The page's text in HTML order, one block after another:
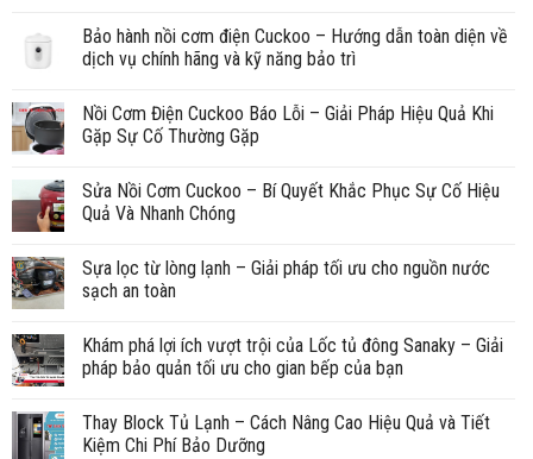
Bảo hành nồi cơm điện Cuckoo – Hướng dẫn toàn diện về
dịch vụ chính hãng và kỹ năng bảo trì
Nồi Cơm Điện Cuckoo Báo Lỗi – Giải Pháp Hiệu Quả Khi
Gặp Sự Cố Thường Gặp
Sửa Nồi Cơm Cuckoo – Bí Quyết Khắc Phục Sự Cố Hiệu
Quả Và Nhanh Chóng
Sựa lọc từ lòng lạnh – Giải pháp tối ưu cho nguồn nước
sạch an toàn
Khám phá lợi ích vượt trội của Lốc tủ đông Sanaky – Giải
pháp bảo quản tối ưu cho gian bếp của bạn
Thay Block Tủ Lạnh – Cách Nâng Cao Hiệu Quả và Tiết
Kiệm Chi Phí Bảo Dưỡng